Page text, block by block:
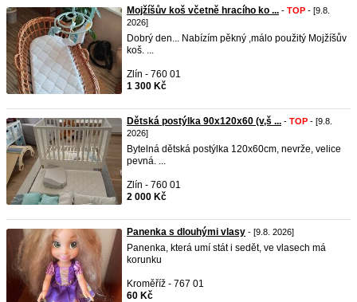
Mojžíšův koš včetně hracího ko ... - TOP - [9.8.
2026]
Dobrý den... Nabízím pěkný ,málo použitý Mojžíšův
koš. ...
Zlín - 760 01
1 300 Kč
Dětská postýlka 90x120x60 (v,š ... - TOP - [9.8.
2026]
Bytelná dětská postýlka 120x60cm, nevrže, velice
pevná. ...
Zlín - 760 01
2 000 Kč
Panenka s dlouhými vlasy - [9.8. 2026]
Panenka, která umí stát i sedět, ve vlasech má
korunku
Kroměříž - 767 01
60 Kč